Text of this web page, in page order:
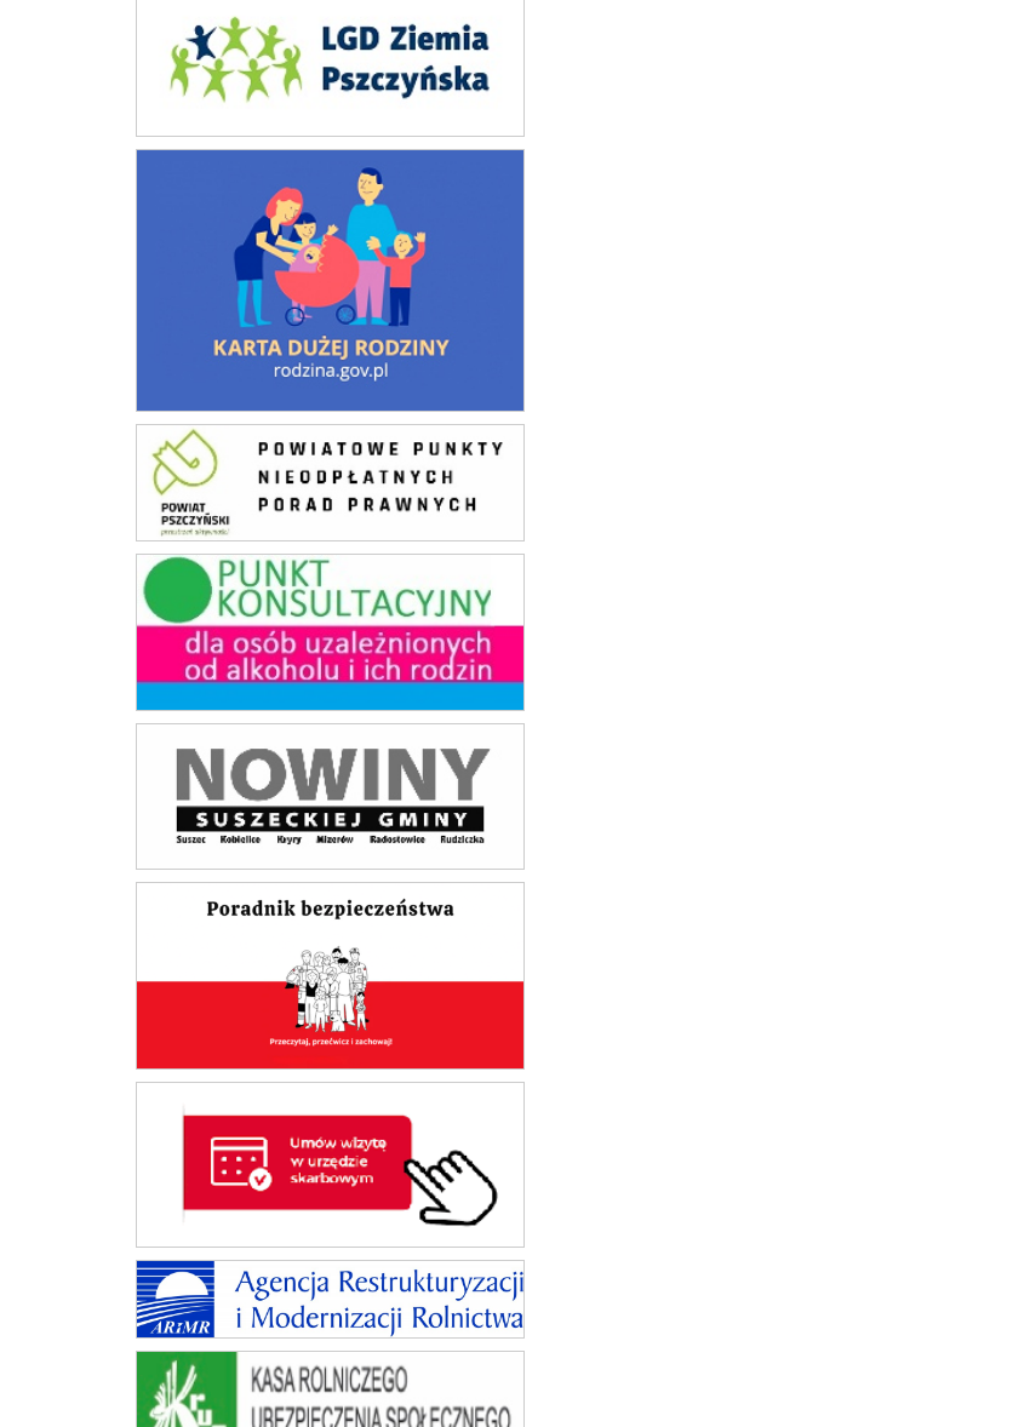
Karta dużej rodziny
Punkty Nieodpłatnej Pomocy Prawnej
Punkt konsultacyjny
Nowiny
Poradnik bezpieczeństwa
Umów wizytę w Urzędzie Skarbowym
ARiMR
KRUS